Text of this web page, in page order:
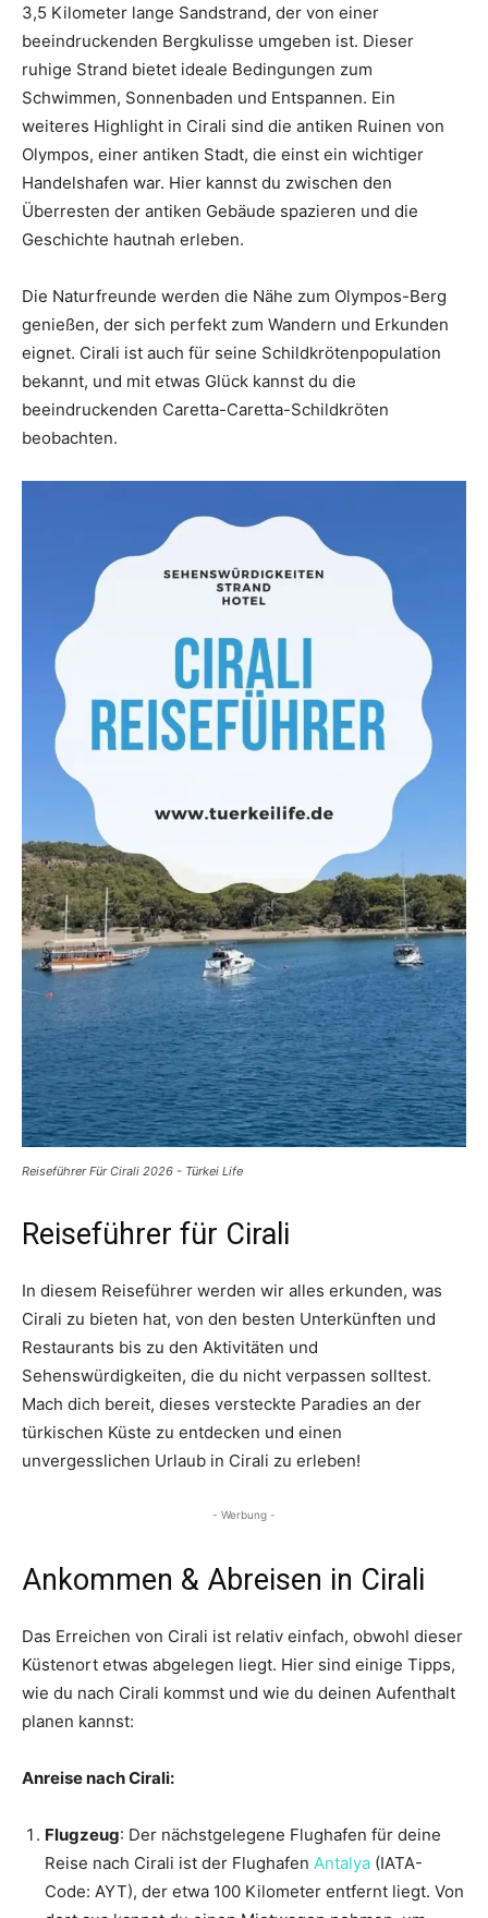
3,5 Kilometer lange Sandstrand, der von einer
beeindruckenden Bergkulisse umgeben ist. Dieser
ruhige Strand bietet ideale Bedingungen zum
Schwimmen, Sonnenbaden und Entspannen. Ein
weiteres Highlight in Cirali sind die antiken Ruinen von
Olympos, einer antiken Stadt, die einst ein wichtiger
Handelshafen war. Hier kannst du zwischen den
Überresten der antiken Gebäude spazieren und die
Geschichte hautnah erleben.
Die Naturfreunde werden die Nähe zum Olympos-Berg
genießen, der sich perfekt zum Wandern und Erkunden
eignet. Cirali ist auch für seine Schildkrötenpopulation
bekannt, und mit etwas Glück kannst du die
beeindruckenden Caretta-Caretta-Schildkröten
beobachten.
Reiseführer Für Cirali 2026 - Türkei Life
Reiseführer für Cirali
In diesem Reiseführer werden wir alles erkunden, was
Cirali zu bieten hat, von den besten Unterkünften und
Restaurants bis zu den Aktivitäten und
Sehenswürdigkeiten, die du nicht verpassen solltest.
Mach dich bereit, dieses versteckte Paradies an der
türkischen Küste zu entdecken und einen
unvergesslichen Urlaub in Cirali zu erleben!
- Werbung -
Ankommen & Abreisen in Cirali
Das Erreichen von Cirali ist relativ einfach, obwohl dieser
Küstenort etwas abgelegen liegt. Hier sind einige Tipps,
wie du nach Cirali kommst und wie du deinen Aufenthalt
planen kannst:
Anreise nach Cirali:
Flugzeug: Der nächstgelegene Flughafen für deine
Reise nach Cirali ist der Flughafen Antalya (IATA-
Code: AYT), der etwa 100 Kilometer entfernt liegt. Von